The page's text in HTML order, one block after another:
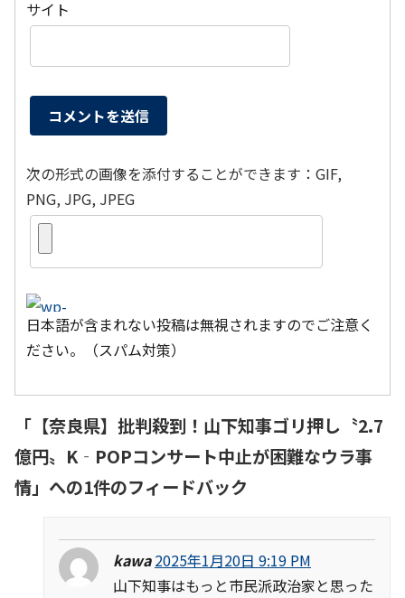
サイト
次の形式の画像を添付することができます：GIF,
PNG, JPG, JPEG
日本語が含まれない投稿は無視されますのでご注意く
ださい。（スパム対策）
「 【奈良県】批判殺到！山下知事ゴリ押し〝2.7
億円〟K‐POPコンサート中止が困難なウラ事
情」への1件のフィードバック
kawa 2025年1月20日 9:19 PM
山下知事はもっと市民派政治家と思った